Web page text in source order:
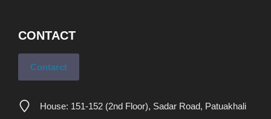
CONTACT
Contarct
House: 151-152 (2nd Floor), Sadar Road, Patuakhali